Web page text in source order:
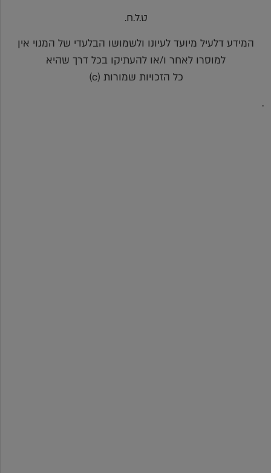
ט.ל.ח.
המידע דלעיל מיועד לעיונו ולשמושו הבלעדי של המנוי אין
למוסרו לאחר ו/או להעתיקו בכל דרך שהיא
כל הזכויות שמורות (c)
.